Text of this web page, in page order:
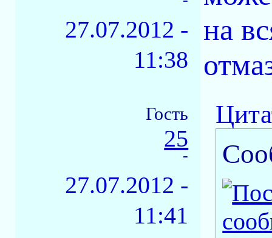
27.07.2012 -
11:38
на
Гость
25
-
27.07.2012 -
11:41